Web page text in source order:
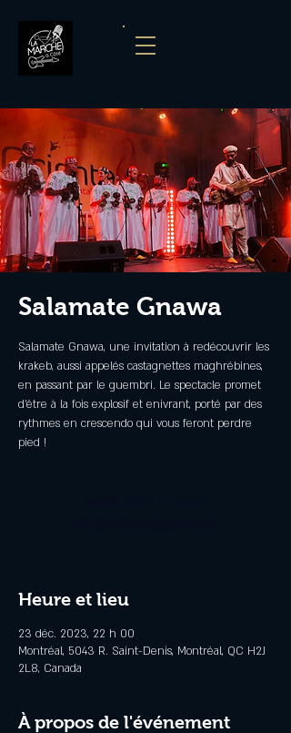
Salamate Gnawa
Salamate Gnawa, une invitation à redécouvrir les
krakeb, aussi appelés castagnettes maghrébines,
en passant par le guembri. Le spectacle promet
d’être à la fois explosif et enivrant, porté par des
rythmes en crescendo qui vous feront perdre
pied !
Heure et lieu
23 déc. 2023, 22 h 00
Montréal, 5043 R. Saint-Denis, Montréal, QC H2J
2L8, Canada
À propos de l'événement